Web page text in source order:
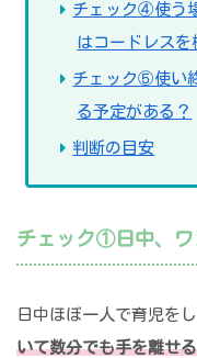
チェック④使う
はコードレスを
チェック⑤使い
る予定がある？
判断の目安
チェック①日中、ワ
日中ほぼ一人で育児を
いて数分でも手を離せ